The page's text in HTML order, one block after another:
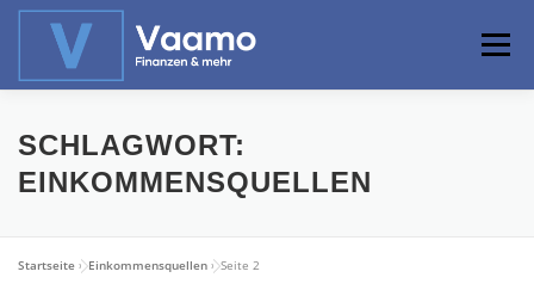
Zum
Menü
ABOUT ONLINE-RECHNER
SCHLAGWORT:
EINKOMMENSQUELLEN
Startseite »Einkommensquellen »Seite 2